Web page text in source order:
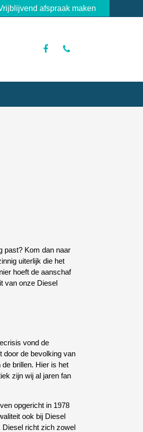
past? Kom dan naar
uiterlijk die het
hoeft de aanschaf
van onze Diesel
vond de
door de bevolking van
brillen. Hier is het
zijn wij al jaren fan
opgericht in 1978
ook bij Diesel
Diesel richt zich zowel
afspraak maken